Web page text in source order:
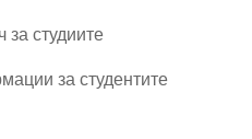
за студиите
за студентите